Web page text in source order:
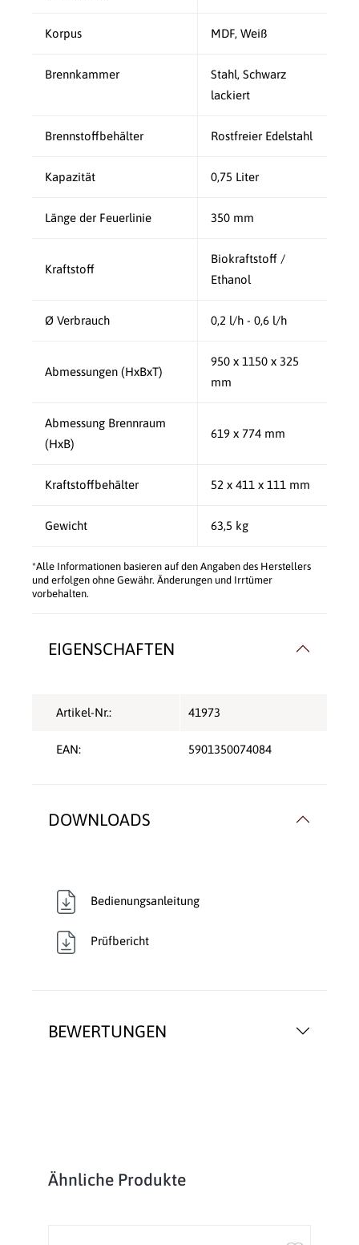
Korpus MDF, Weiß
Brennkammer
Stahl, Schwarz
lackiert
Brennstoffbehälter Rostfreier Edelstahl
Kapazität 0,75 Liter
Länge der Feuerlinie 350 mm
Kraftstoff
Biokraftstoff /
Ethanol
Ø Verbrauch 0,2 l/h - 0,6 l/h
Abmessungen (HxBxT)
950 x 1150 x 325
mm
Abmessung Brennraum
(HxB)
619 x 774 mm
Kraftstoffbehälter 52 x 411 x 111 mm
Gewicht 63,5 kg
*Alle Informationen basieren auf den Angaben des Herstellers
und erfolgen ohne Gewähr. Änderungen und Irrtümer
vorbehalten.
BEWERTUNGEN
EIGENSCHAFTEN
Artikel-Nr.: 41973
EAN: 5901350074084
DOWNLOADS
Bedienungsanleitung
Prüfbericht
Produktgalerie überspringen
Ähnliche Produkte